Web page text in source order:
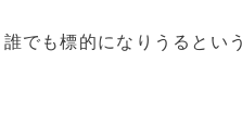
でも標的になりうるとい